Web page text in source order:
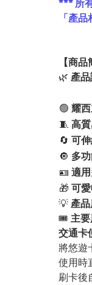
*** 所
「產
【商品
🌿 產
🟢 耀
🧵 高
🔄 可
🔘 多
🪪 適
🎁 可
💡 產
🎟️ 主
交通卡
將悠遊
使用時
刷卡後